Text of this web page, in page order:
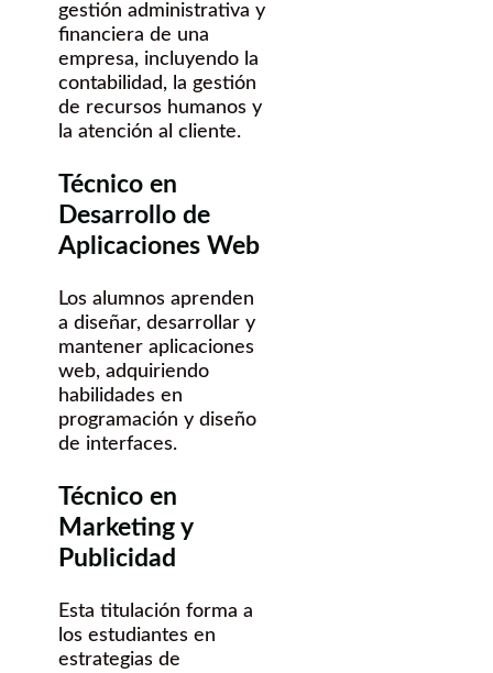
gestión administrativa y
financiera de una
empresa, incluyendo la
contabilidad, la gestión
de recursos humanos y
la atención al cliente.
Técnico en
Desarrollo de
Aplicaciones Web
Los alumnos aprenden
a diseñar, desarrollar y
mantener aplicaciones
web, adquiriendo
habilidades en
programación y diseño
de interfaces.
Técnico en
Marketing y
Publicidad
Esta titulación forma a
los estudiantes en
estrategias de